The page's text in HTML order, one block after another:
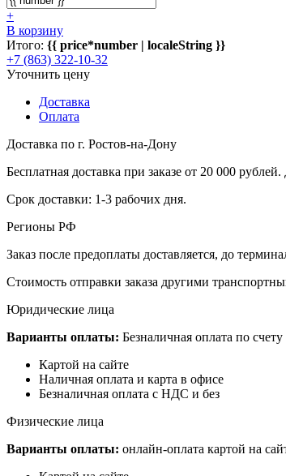
+
В корзину
Итого: {{ price*number | localeString }}
+7 (863) 322-10-32
Уточнить цену
Доставка
Оплата
Доставка по г. Ростов-на-Дону
Бесплатная доставка при заказе от 20 000
Срок доставки: 1-3 рабочих дня.
Регионы РФ
Заказ после предоплаты доставляется, до
Стоимость отправки заказа другими
Юридические лица
Варианты оплаты: Безналичная оплата по
Картой на сайте
Наличная оплата и карта в офисе
Безналичная оплата с НДС и без
Физические лица
Варианты оплаты: онлайн-оплата картой на